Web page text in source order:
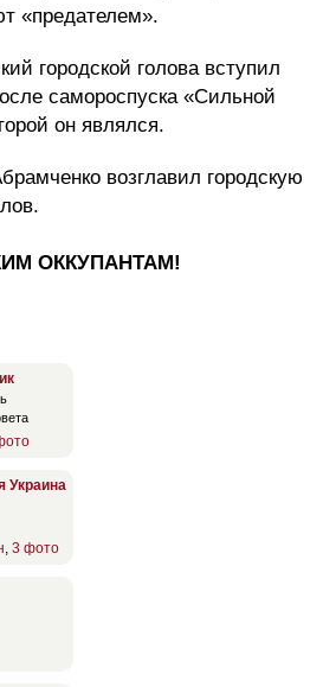
«предателем».
городской голова вступил
самороспуска «Сильной
он являлся.
возглавил городскую
ОККУПАНТАМ!
Украина
3 фото